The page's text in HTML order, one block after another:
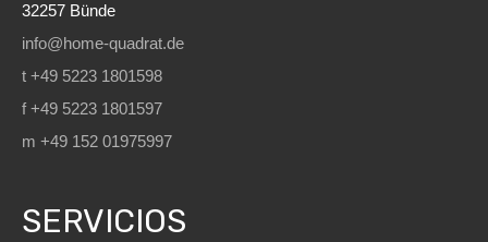
32257 Bünde
info@home-quadrat.de
t +49 5223 1801598
f +49 5223 1801597
m +49 152 01975997
SERVICIOS